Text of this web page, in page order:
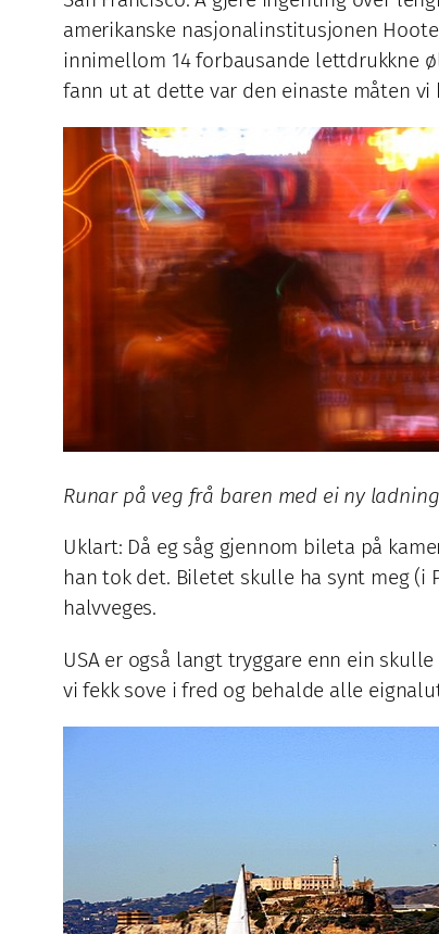
amerikanske nasjonalinstitusjonen
innimellom 14 forbausande lettdrukkne
fann ut at dette var den einaste måten vi
Runar på veg frå baren med ei ny
Uklart: Då eg såg gjennom bileta på
han tok det. Biletet skulle ha synt meg (i
halvveges.
USA er også langt tryggare enn ein
vi fekk sove i fred og behalde alle